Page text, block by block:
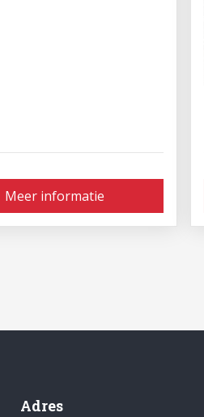
Meer informatie
Adres